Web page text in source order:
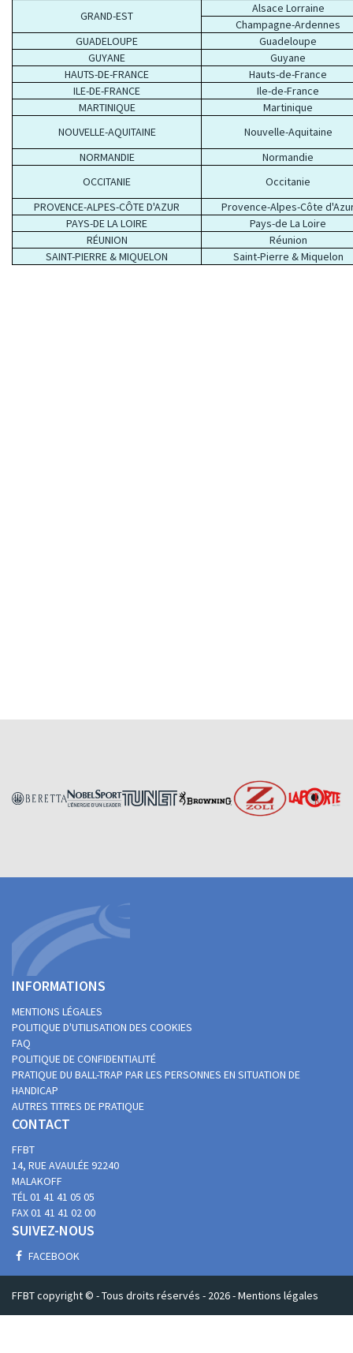
GRAND-EST
Alsace Lorraine
Champagne-Ardennes
GUADELOUPE
Guadeloupe
GUYANE
Guyane
HAUTS-DE-FRANCE
Hauts-de-France
ILE-DE-FRANCE
Ile-de-France
MARTINIQUE
Martinique
NOUVELLE-AQUITAINE
Nouvelle-Aquitaine
NORMANDIE
Normandie
OCCITANIE
Occitanie
PROVENCE-ALPES-CÔTE D'AZUR
Provence-Alpes-Côte
PAYS-DE LA LOIRE
Pays-de La Loire
RÉUNION
Réunion
SAINT-PIERRE & MIQUELON
Saint-Pierre & Miquelon
INFORMATIONS
MENTIONS LÉGALES
POLITIQUE D'UTILISATION DES COOKIES
FAQ
POLITIQUE DE CONFIDENTIALITÉ
PRATIQUE DU BALL-TRAP PAR LES PERSONNES EN SITUATION DE
HANDICAP
AUTRES TITRES DE PRATIQUE
CONTACT
FFBT
14, RUE AVAULÉE92240
MALAKOFF
TÉL 01 41 41 05 05
FAX 01 41 41 02 00
SUIVEZ-NOUS
FACEBOOK
FFBT copyright © -Tous droits réservés - 2026 -Mentions légales